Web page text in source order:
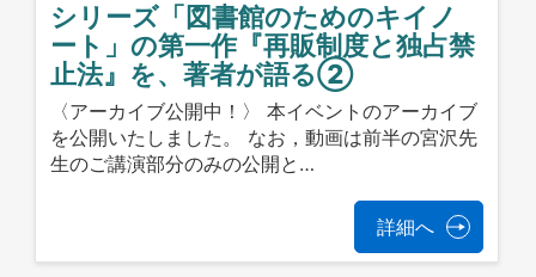
シリーズ「図書館のためのキイノ
ート」の第一作『再販制度と独占禁
止法』を、著者が語る②
〈アーカイブ公開中！〉 本イベントのアーカイブ
を公開いたしました。 なお，動画は前半の宮沢先
生のご講演部分のみの公開と…
詳細へ